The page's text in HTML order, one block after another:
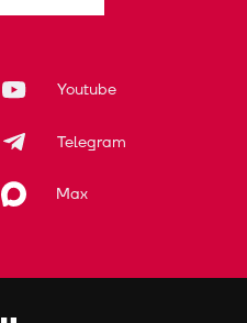
Youtube
Telegram
Max